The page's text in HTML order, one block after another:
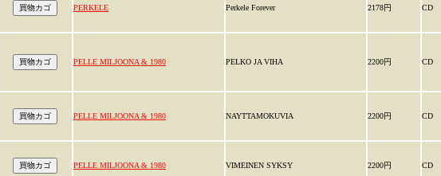
PERKELE Perkele Forever 2178円 CD
PELLE MILJOONA & 1980 PELKO JA VIHA 2200円 CD
PELLE MILJOONA & 1980 NAYTTAMOKUVIA 2200円 CD
PELLE MILJOONA & 1980 VIMEINEN SYKSY 2200円 CD